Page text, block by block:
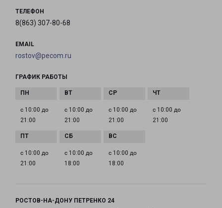
ТЕЛЕФОН
8(863) 307-80-68
EMAIL
rostov@pecom.ru
ГРАФИК РАБОТЫ
с 10:00 до
21:00
с 10:00 до
21:00
с 10:00 до
21:00
с 10:00 до
21:00
с 10:00 до
21:00
с 10:00 до
18:00
с 10:00 до
18:00
РОСТОВ-НА-ДОНУ ПЕТРЕНКО 24